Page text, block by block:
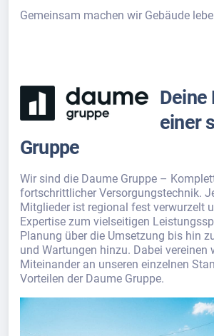
Gemeinsam machen wir Gebäude
Deine
einer
Gruppe
Wir sind die Daume Gruppe –
fortschrittlicher Versorgungstechnik.
Mitglieder ist regional fest verwurzelt
Expertise zum vielseitigen
Planung über die Umsetzung bis hin
und Wartungen hinzu. Dabei
Miteinander an unseren einzelnen
Vorteilen der Daume Gruppe.